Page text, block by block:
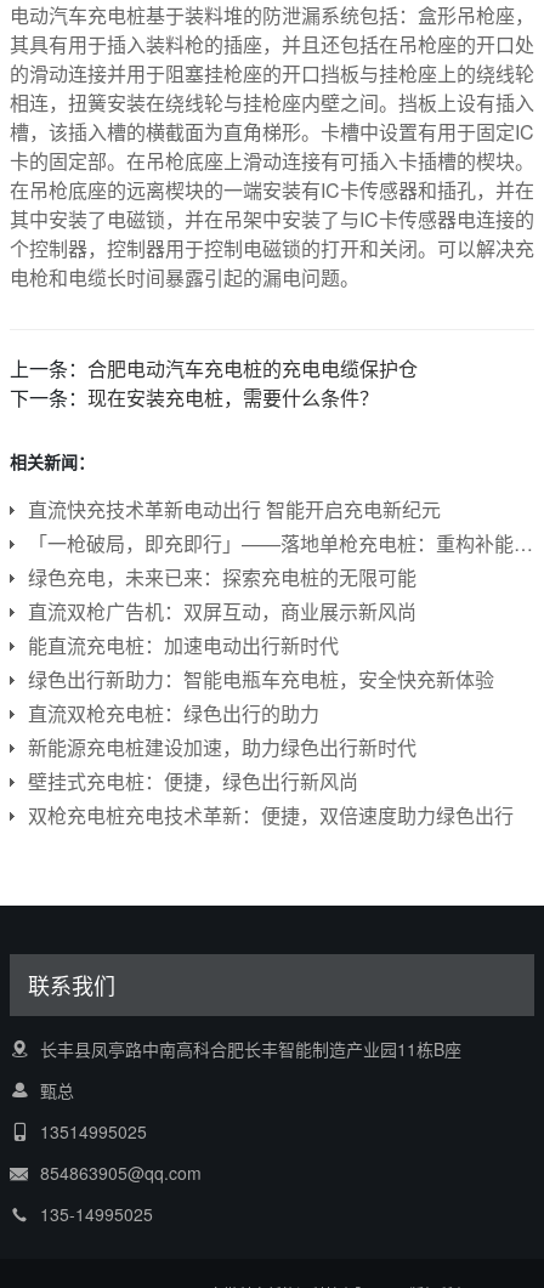
电动汽车充电桩基于装料堆的防泄漏系统包括：盒形吊枪座，
其具有用于插入装料枪的插座，并且还包括在吊枪座的开口处
的滑动连接并用于阻塞挂枪座的开口挡板与挂枪座上的绕线轮
相连，扭簧安装在绕线轮与挂枪座内壁之间。挡板上设有插入
槽，该插入槽的横截面为直角梯形。卡槽中设置有用于固定IC
卡的固定部。在吊枪底座上滑动连接有可插入卡插槽的楔块。
在吊枪底座的远离楔块的一端安装有IC卡传感器和插孔，并在
其中安装了电磁锁，并在吊架中安装了与IC卡传感器电连接的
个控制器，控制器用于控制电磁锁的打开和关闭。可以解决充
电枪和电缆长时间暴露引起的漏电问题。
上一条： 合肥电动汽车充电桩的充电电缆保护仓
下一条： 现在安装充电桩，需要什么条件？
相关新闻：
直流快充技术革新电动出行 智能开启充电新纪元
「一枪破局，即充即行」——落地单枪充电桩：重构补能网络的“神经元”
绿色充电，未来已来：探索充电桩的无限可能
直流双枪广告机：双屏互动，商业展示新风尚
能直流充电桩：加速电动出行新时代
绿色出行新助力：智能电瓶车充电桩，安全快充新体验
直流双枪充电桩：绿色出行的助力
新能源充电桩建设加速，助力绿色出行新时代
壁挂式充电桩：便捷，绿色出行新风尚
双枪充电桩充电技术革新：便捷，双倍速度助力绿色出行
联系我们
长丰县凤亭路中南高科合肥长丰智能制造产业园11栋B座
甄总
13514995025
854863905@qq.com
135-14995025